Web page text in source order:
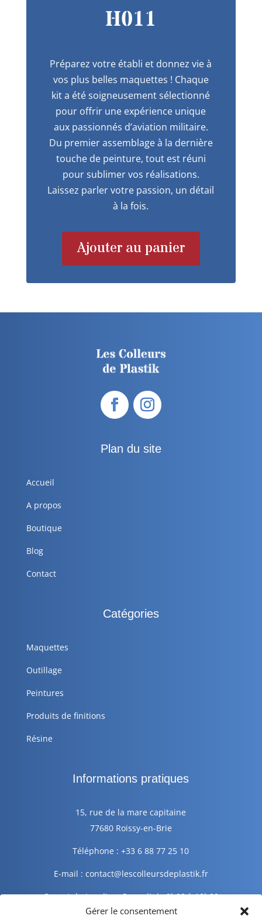
Gérer le consentement
H011
Préparez votre établi et donnez vie à
vos plus belles maquettes ! Chaque
kit a été soigneusement sélectionné
pour offrir une expérience unique
aux passionnés d’aviation militaire.
Du premier assemblage à la dernière
touche de peinture, tout est réuni
pour sublimer vos réalisations.
Laissez parler votre passion, un détail
à la fois.
Ajouter au panier
Plan du site
Accueil
A propos
Boutique
Blog
Contact
Catégories
Maquettes
Outillage
Peintures
Produits de finitions
Résine
Informations pratiques
15, rue de la mare capitaine
77680 Roissy-en-Brie
Téléphone : +33 6 88 77 25 10
E-mail : contact@lescolleursdeplastik.fr
Ouvert du Lundi au Samedi de 9h00 à 19h00